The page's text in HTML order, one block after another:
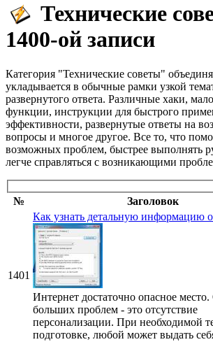
Технические
1400-ой записи
Категория "Технические советы"
укладывается в обычные рамки узкой
развернутого ответа. Различные хаки,
функции, инструкции для быстрого
эффективности, развернутые ответы на
вопросы и многое другое. Все то, что
возможных проблем, быстрее выполнять
легче справляться с возникающими
№ Заголовок
1401
Как узнать детальную информацию
Интернет достаточно опасное
больших проблем - это отсутствие
персонализации. При необходимой
подготовке, любой может выдать